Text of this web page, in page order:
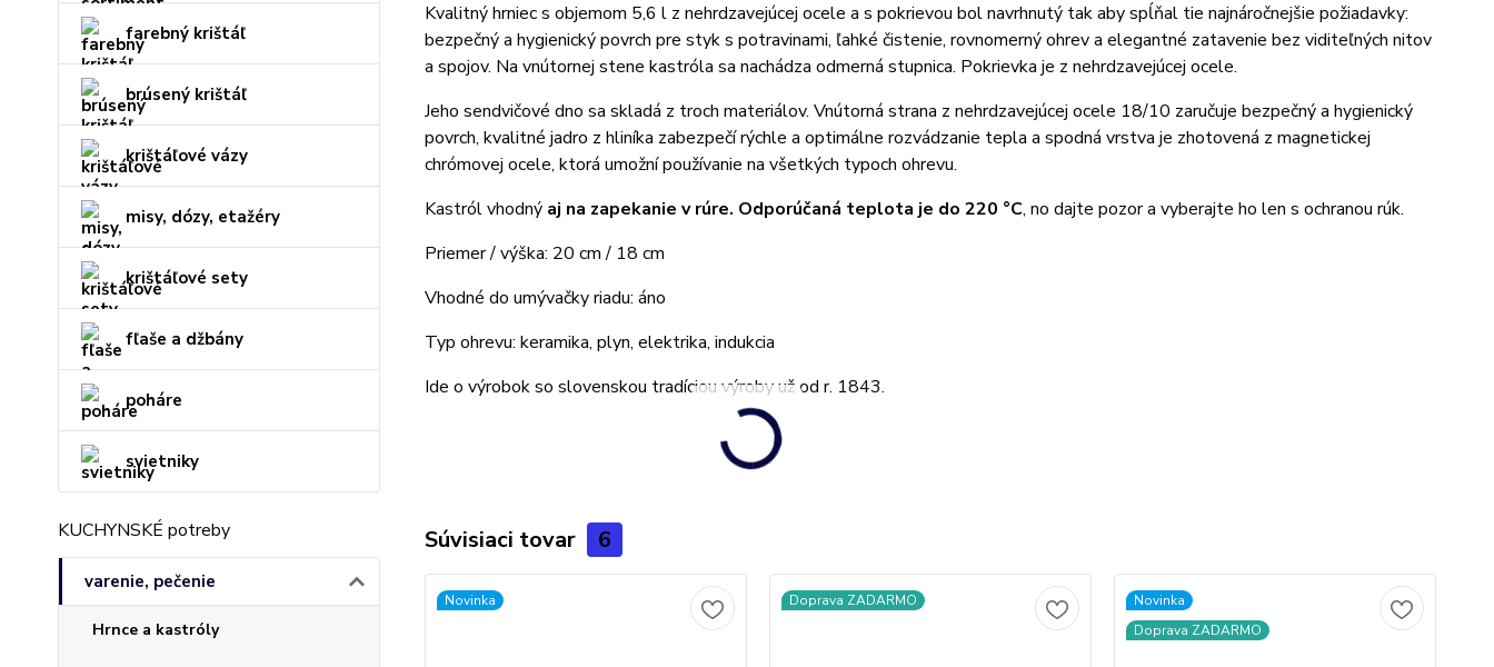
farebný krištáľ
brúsený krištáľ
krištáľové vázy
misy, dózy, etažéry
krištáľové sety
fľaše a džbány
poháre
svietniky
KUCHYNSKÉ potreby
varenie, pečenie
Hrnce a kastróly
Kvalitný hrniec s objemom 5,6 l z nehrdzavejúcej ocele a s pokrievou bol navrhnutý tak aby spĺňal tie najnáročnejšie požiadavky:
bezpečný a hygienický povrch pre styk s potravinami, ľahké čistenie, rovnomerný ohrev a elegantné zatavenie bez viditeľných nitov
a spojov. Na vnútornej stene kastróla sa nachádza odmerná stupnica. Pokrievka je z nehrdzavejúcej ocele.
Jeho sendvičové dno sa skladá z troch materiálov. Vnútorná strana z nehrdzavejúcej ocele 18/10 zaručuje bezpečný a hygienický
povrch, kvalitné jadro z hliníka zabezpečí rýchle a optimálne rozvádzanie tepla a spodná vrstva je zhotovená z magnetickej
chrómovej ocele, ktorá umožní používanie na všetkých typoch ohrevu.
Kastról vhodný aj na zapekanie v rúre. Odporúčaná teplota je do 220 °C, no dajte pozor a vyberajte ho len s ochranou rúk.
Priemer / výška: 20 cm / 18 cm
Vhodné do umývačky riadu: áno
Typ ohrevu: keramika, plyn, elektrika, indukcia
Ide o výrobok so slovenskou tradíciou výroby už od r. 1843.
Súvisiaci tovar 6
Novinka Doprava ZADARMO
Novinka
Doprava ZADARMO